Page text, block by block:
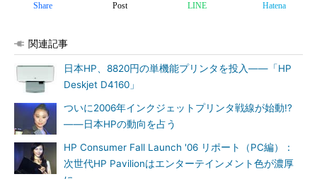
Share Post LINE Hatena
関連記事
日本HP、8820円の単機能プリンタを投入――「HP
Deskjet D4160」
ついに2006年インクジェットプリンタ戦線が始動!?
――日本HPの動向を占う
HP Consumer Fall Launch '06 リポート（PC編）：
次世代HP Pavilionはエンターテインメント色が濃厚